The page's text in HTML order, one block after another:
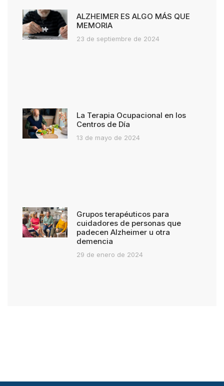
ALZHEIMER ES ALGO MÁS QUE
MEMORIA
23 de septiembre de 2024
La Terapia Ocupacional en los
Centros de Día
13 de mayo de 2024
Grupos terapéuticos para
cuidadores de personas que
padecen Alzheimer u otra
demencia
29 de enero de 2024